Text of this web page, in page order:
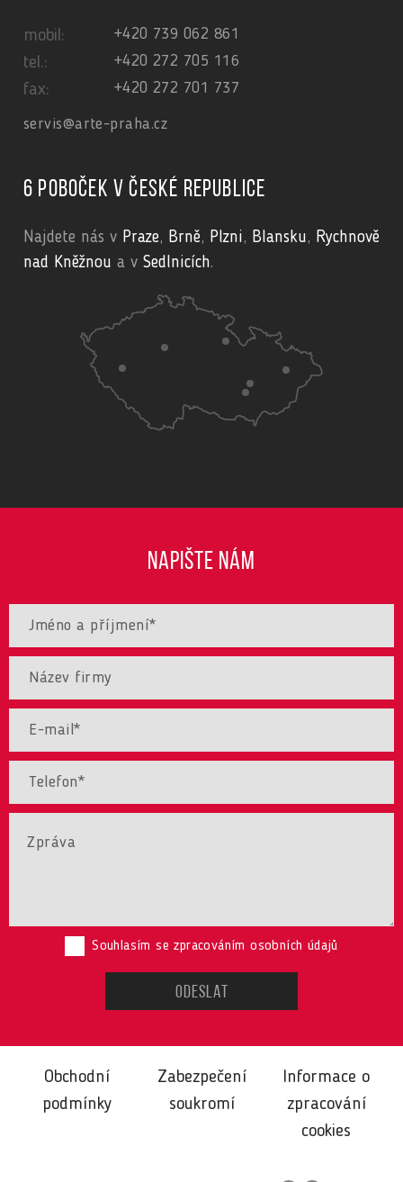
mobil: +420 739 062 861
tel.: +420 272 705 116
fax: +420 272 701 737
servis@arte-praha.cz
6 poboček v České republice
Najdete nás v Praze, Brně, Plzni, Blansku, Rychnově
nad Kněžnou a v Sedlnicích.
NAPIŠTE NÁM
Souhlasím se zpracováním osobních údajů
Obchodní
podmínky
Zabezpečení
soukromí
Informace o
zpracování
cookies